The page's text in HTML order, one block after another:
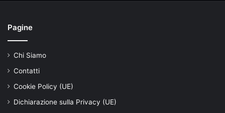
Pagine
Chi Siamo
Contatti
Cookie Policy (UE)
Dichiarazione sulla Privacy (UE)